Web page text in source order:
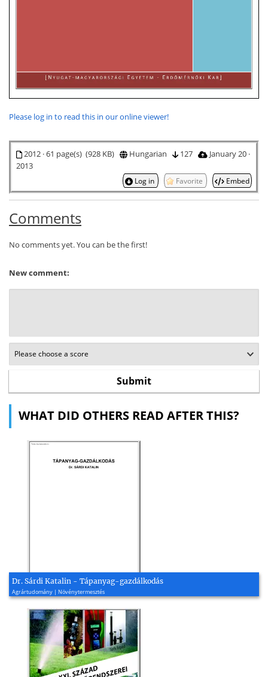
Please log in to read this in our online viewer!
2012 · 61 page(s) (928 KB) Hungarian 127
January 20 ·
2013
Log in Favorite Embed
Comments
No comments yet. You can be the first!
New comment:
WHAT DID OTHERS READ AFTER THIS?
Dr. Sárdi Katalin - Tápanyag-gazdálkodás
Agrártudomány | Növénytermesztés